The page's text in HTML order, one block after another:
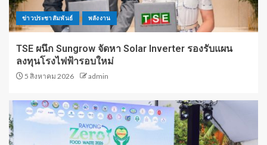
ข่าวประชาสัมพันธ์ พลังงาน
TSE ผนึก Sungrow จัดหา Solar Inverter รองรับแผน
ลงทุนโรงไฟฟ้ารอบใหม่
5 สิงหาคม 2026 admin